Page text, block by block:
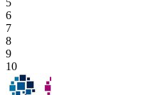
5
6
7
8
9
10